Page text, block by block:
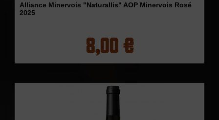
Alliance Minervois "Naturallis" AOP Minervois Rosé
2025
8,00 €